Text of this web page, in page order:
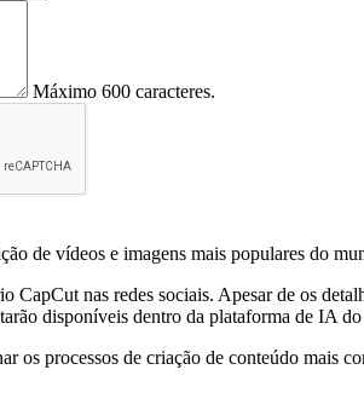
Máximo 600 caracteres.
de vídeos e imagens mais populares do
CapCut nas redes sociais. Apesar de os
disponíveis dentro da plataforma de IA
os processos de criação de conteúdo mais